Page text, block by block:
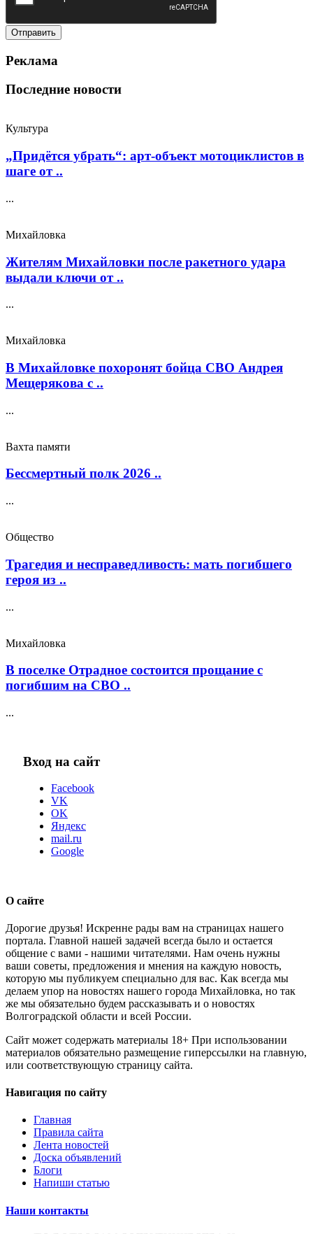
Реклама
Последние новости
Культура
„Придётся убрать“: арт‑объект мотоциклистов в
шаге от ..
...
Михайловка
Жителям Михайловки после ракетного удара
выдали ключи от ..
...
Михайловка
В Михайловке похоронят бойца СВО Андрея
Мещерякова с ..
...
Вахта памяти
Бессмертный полк 2026 ..
...
Общество
Трагедия и несправедливость: мать погибшего
героя из ..
...
Михайловка
В поселке Отрадное состоится прощание с
погибшим на СВО ..
...
Вход на сайт
Facebook
VK
OK
Яндекс
mail.ru
Google
О сайте
Дорогие друзья! Искренне рады вам на страницах нашего
портала. Главной нашей задачей всегда было и остается
общение с вами - нашими читателями. Нам очень нужны
ваши советы, предложения и мнения на каждую новость,
которую мы публикуем специально для вас. Как всегда мы
делаем упор на новостях нашего города Михайловка, но так
же мы обязательно будем рассказывать и о новостях
Волгоградской области и всей России.
Сайт может содержать материалы 18+ При использовании
материалов обязательно размещение гиперссылки на главную,
или соответствующую страницу сайта.
Навигация по сайту
Главная
Правила сайта
Лента новостей
Доска объявлений
Блоги
Напиши статью
Наши контакты